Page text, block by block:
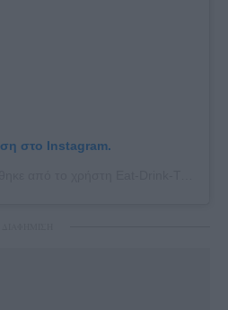
στο Instagram.